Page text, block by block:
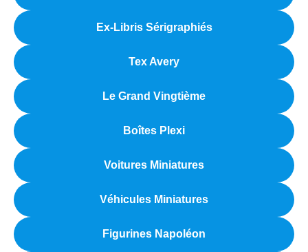
Ex-Libris Sérigraphiés
Tex Avery
Le Grand Vingtième
Boîtes Plexi
Voitures Miniatures
Véhicules Miniatures
Figurines Napoléon